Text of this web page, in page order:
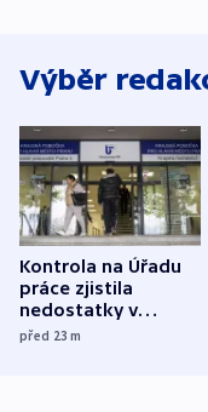
Výběr
Kontrola na Úřadu
práce zjistila
nedostatky v
účetnictví za 5,6
před 23m